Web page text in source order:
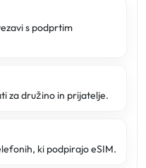
s podprtim
za družino in prijatelje.
ki podpirajo eSIM.